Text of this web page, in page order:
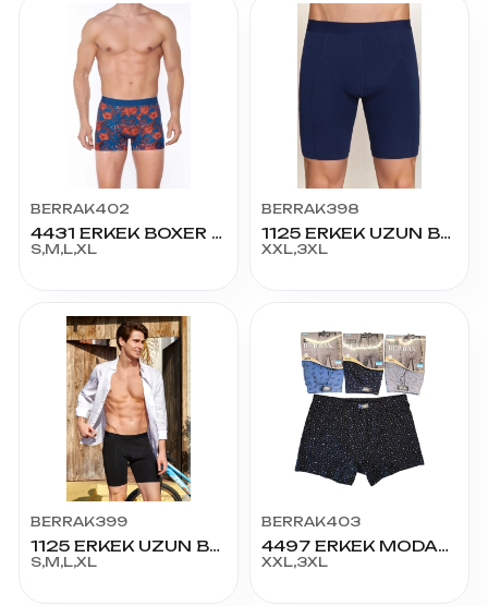
BERRAK402
4431 ERKEK BOXER DİJİTAL BASKI
S,M,L,XL
BERRAK398
1125 ERKEK UZUN BOXER 2XL-3XL
XXL,3XL
BERRAK399
1125 ERKEK UZUN BOXER
S,M,L,XL
BERRAK403
4497 ERKEK MODAL BOXER 2XL-3XL
XXL,3XL